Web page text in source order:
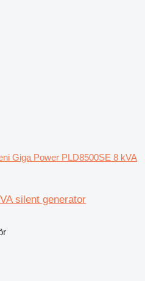
Giga Power PLD8500SE 8 kVA
silent generator